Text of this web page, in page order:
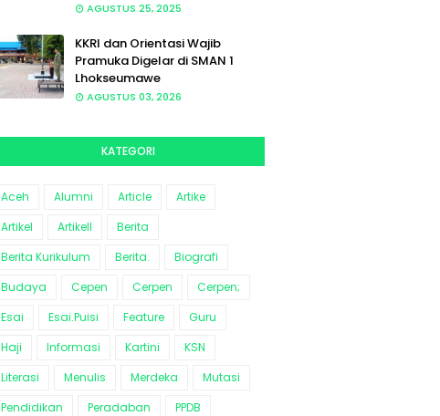
AGUSTUS 25, 2025
KKRI dan Orientasi Wajib
Pramuka Digelar di SMAN 1
Lhokseumawe
AGUSTUS 03, 2026
KATEGORI
Aceh Alumni Article
Artike
Artikel
Artikell
Berita
Berita Kurikulum
Berita.
Biografi
Budaya
Cepen Cerpen
Cerpen;
Esai
Esai.Puisi Feature
Guru
Haji
Informasi Kartini
KSN
Literasi
Menulis Merdeka
Mutasi
Pendidikan
Peradaban
PPDB